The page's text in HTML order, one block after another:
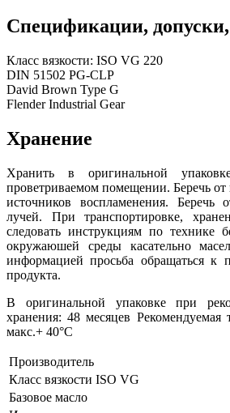
Спецификации,
Класс вязкости: ISO VG 220
DIN 51502 PG-CLP
David Brown Type G
Flender Industrial Gear
Хранение
Хранить в оригинальной
проветриваемом помещении. Беречь от
источников воспламенения. Беречь
лучей. При транспортировке,
следовать инструкциям по технике
окружаюшей среды касательно
информацией просьба обращаться к
продукта.
В оригинальной упаковке при
хранения: 48 месяцев Рекомендуемая
макс.+ 40°C
Производитель
Класс вязкости ISO VG
Базовое масло